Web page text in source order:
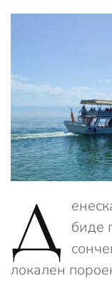
Д биде
локален